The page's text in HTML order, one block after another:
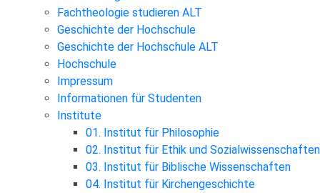
Fachtheologie studieren ALT
Geschichte der Hochschule
Geschichte der Hochschule ALT
Hochschule
Impressum
Informationen für Studenten
Institute
01. Institut für Philosophie
02. Institut für Ethik und Sozialwissenschaften
03. Institut für Biblische Wissenschaften
04. Institut für Kirchengeschichte